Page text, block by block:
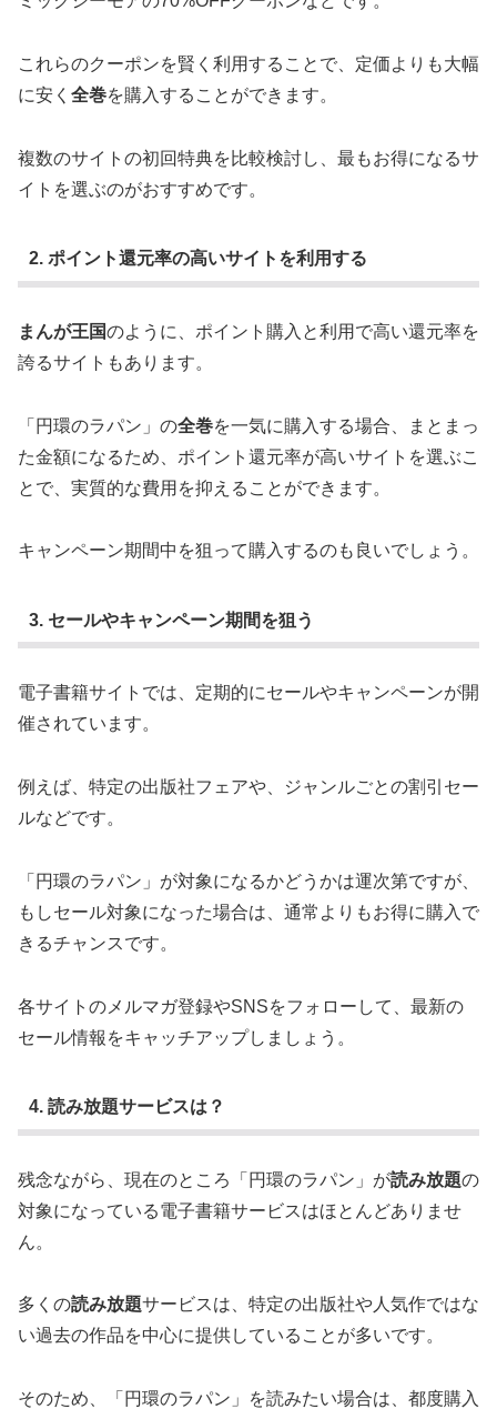
これらのクーポンを賢く利用することで、定価よりも大幅
に安く 全巻を購入することができます。
複数のサイトの初回特典を比較検討し、最もお得になるサ
イトを選ぶのがおすすめです。
2. ポイント還元率の高いサイトを利用する
まんが王国のように、ポイント購入と利用で高い還元率を
誇るサイトもあります。
「円環のラパン」の全巻を一気に購入する場合、まとまっ
た金額になるため、ポイント還元率が高いサイトを選ぶこ
とで、実質的な費用を抑えることができます。
キャンペーン期間中を狙って購入するのも良いでしょう。
3. セールやキャンペーン期間を狙う
電子書籍サイトでは、定期的にセールやキャンペーンが開
催されています。
例えば、特定の出版社フェアや、ジャンルごとの割引セー
ルなどです。
「円環のラパン」が対象になるかどうかは運次第ですが、
もしセール対象になった場合は、通常よりもお得に購入で
きるチャンスです。
各サイトのメルマガ登録やSNSをフォローして、最新の
セール情報をキャッチアップしましょう。
4. 読み放題サービスは？
残念ながら、現在のところ「円環のラパン」が読み放題の
対象になっている電子書籍サービスはほとんどありませ
ん。
多くの読み放題サービスは、特定の出版社や人気作ではな
い過去の作品を中心に提供していることが多いです。
そのため、「円環のラパン」を読みたい場合は、都度購入